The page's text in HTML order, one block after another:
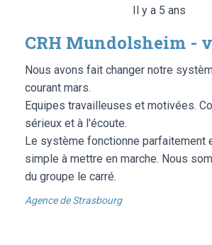
Il y a 5 ans
CRH Mundolsheim -
Nous avons fait changer notre
courant mars.
Equipes travailleuses et motivées.
sérieux et à l'écoute.
Le système fonctionne parfaitement
simple à mettre en marche. Nous
du groupe le carré.
Agence de Strasbourg